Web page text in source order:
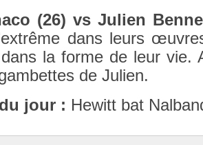
(26) vs Juli­en
dans leurs
la forme de leur vie.
de Juli­en.
jour : Hewitt bat